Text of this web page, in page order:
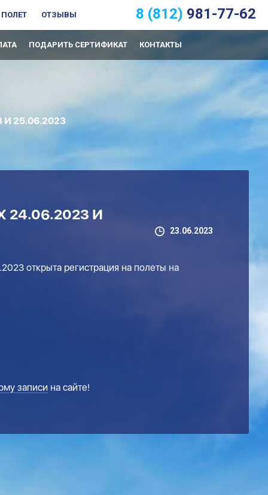
8 (812) 981-77-62
ОТЗЫВЫ
ПОДАРИТЬ СЕРТИФИКАТ КОНТАКТЫ
25.06.2023
И
23.06.2023
открыта регистрация на полеты на
записи на сайте!